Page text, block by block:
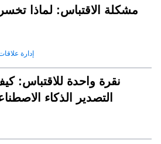
مشكلة الاقتباس: لماذا
إدارة
نقرة واحدة للاقتباس:
التصدير الذكاء